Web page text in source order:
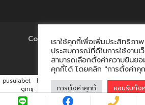
Copyright © 2017 'โรงงานของพ
Reserved.
เราใช้คุกกี้เพื่อเพิ่มประสิทธิภา
ประสบการณ์ที่ดีในการใช้งาน
สามารถเลือกตั้งค่าความยินยอ
คุกกี้ได้ โดยคลิก "การตั้งค่าคุ
การตั้งค่าคุกกี้ ยอมรับทั้ง
pusulabet · betyap · avrupabet · matbet, matbet
giriş · cratosroyalbet · maxwin hacklink